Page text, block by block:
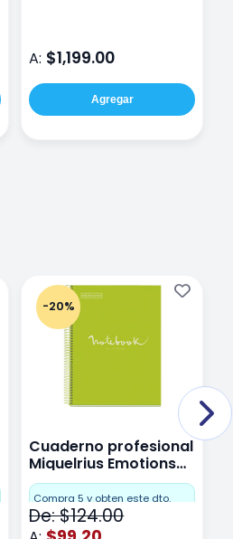
A: $1,199.00
Agregar
-20%
Cuaderno profesional
Miquelrius Emotions
Dots 80 hojas Lima
Compra 5 y obten este dto.
De: $124.00